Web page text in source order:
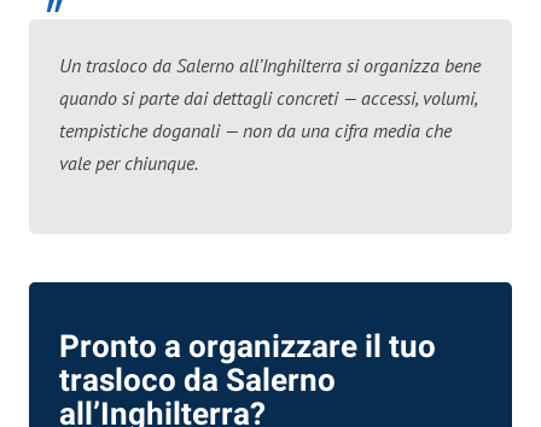
Un trasloco da Salerno all’Inghilterra si organizza bene
quando si parte dai dettagli concreti — accessi, volumi,
tempistiche doganali — non da una cifra media che
vale per chiunque.
Pronto a organizzare il tuo
trasloco da Salerno
all’Inghilterra?